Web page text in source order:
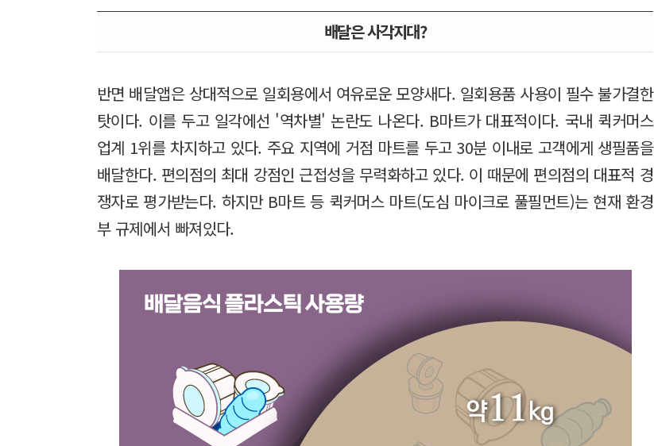
배달은 사각지대?
반면 배달앱은 상대적으로 일회용에서 여유로운 모양새다. 일회용품 사용이 필수 불가결한
탓이다. 이를 두고 일각에선 '역차별' 논란도 나온다. B마트가 대표적이다. 국내 퀵커머스
업계 1위를 차지하고 있다. 주요 지역에 거점 마트를 두고 30분 이내로 고객에게 생필품을
배달한다. 편의점의 최대 강점인 근접성을 무력화하고 있다. 이 때문에 편의점의 대표적 경
쟁자로 평가받는다. 하지만 B마트 등 퀵커머스 마트(도심 마이크로 풀필먼트)는 현재 환경
부 규제에서 빠져있다.